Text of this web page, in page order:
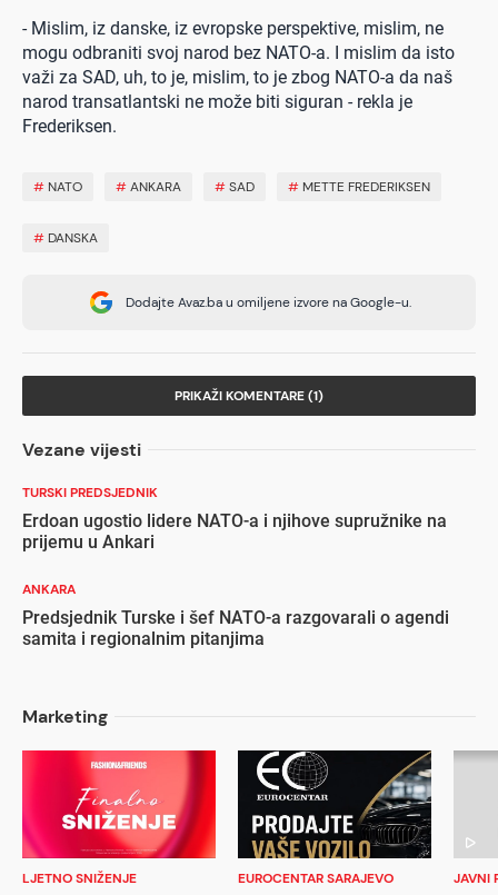
- Mislim, iz danske, iz evropske perspektive, mislim, ne
mogu odbraniti svoj narod bez NATO-a. I mislim da isto
važi za SAD, uh, to je, mislim, to je zbog NATO-a da naš
narod transatlantski ne može biti siguran - rekla je
Frederiksen.
# NATO #ANKARA #SAD # METTE FREDERIKSEN
# DANSKA
Dodajte Avaz.ba u omiljene izvore na Google-u.
PRIKAŽI KOMENTARE (1)
Vezane vijesti
TURSKI PREDSJEDNIK
Erdoan ugostio lidere NATO-a i njihove supružnike na
prijemu u Ankari
ANKARA
Predsjednik Turske i šef NATO-a razgovarali o agendi
samita i regionalnim pitanjima
Marketing
LJETNO SNIŽENJE EUROCENTAR SARAJEVO JAVNI